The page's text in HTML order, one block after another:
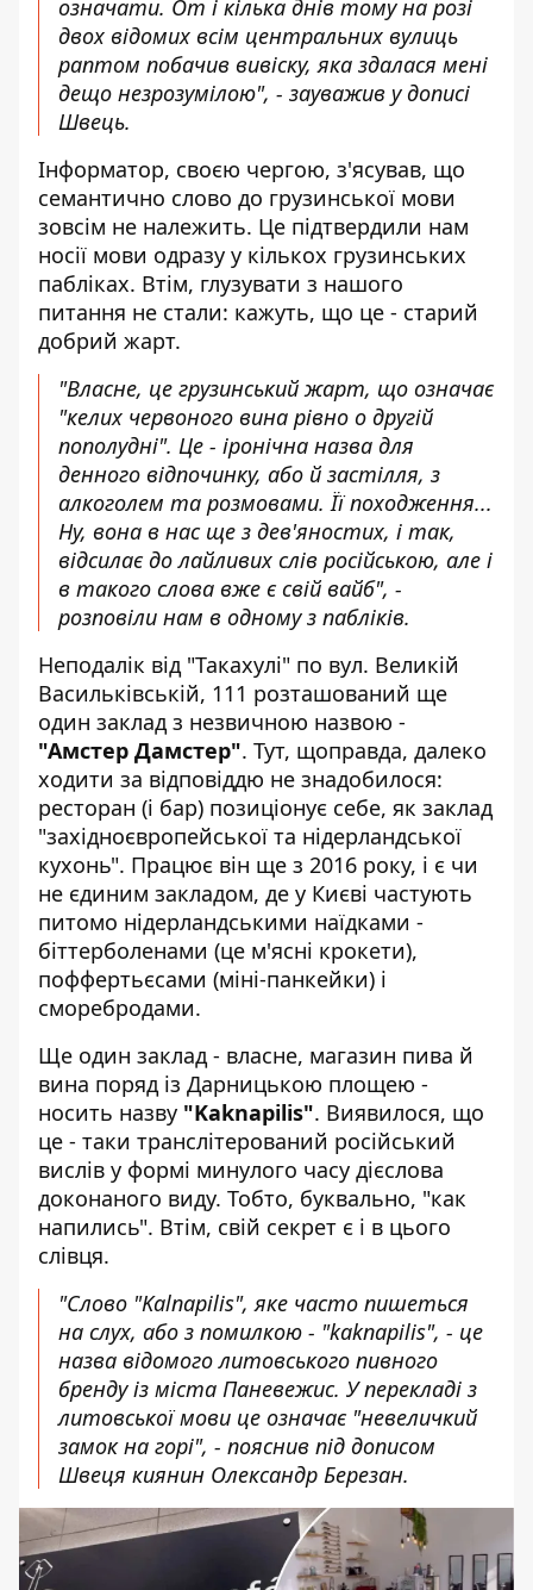
означати. От і кілька днів тому на розі
двох відомих всім центральних вулиць
раптом побачив вивіску, яка здалася мені
дещо незрозумілою", - зауважив у дописі
Швець.
Інформатор, своєю чергою, з'ясував, що
семантично слово до грузинської мови
зовсім не належить. Це підтвердили нам
носії мови одразу у кількох грузинських
пабліках. Втім, глузувати з нашого
питання не стали: кажуть, що це - старий
добрий жарт.
"Власне, це грузинський жарт, що означає
"келих червоного вина рівно о другій
пополудні". Це - іронічна назва для
денного відпочинку, або й застілля, з
алкоголем та розмовами. Її походження...
Ну, вона в нас ще з дев'яностих, і так,
відсилає до лайливих слів російською, але і
в такого слова вже є свій вайб", -
розповіли нам в одному з пабліків.
Неподалік від "Такахулі" по вул. Великій
Васильківській, 111 розташований ще
один заклад з незвичною назвою -
"Амстер Дамстер". Тут, щоправда, далеко
ходити за відповіддю не знадобилося:
ресторан (і бар) позиціонує себе, як заклад
"західноєвропейської та нідерландської
кухонь". Працює він ще з 2016 року, і є чи
не єдиним закладом, де у Києві частують
питомо нідерландськими наїдками -
біттерболенами (це м'ясні крокети),
поффертьєсами (міні-панкейки) і
сморебродами.
Ще один заклад - власне, магазин пива й
вина поряд із Дарницькою площею -
носить назву "Kaknapilis". Виявилося, що
це - таки транслітерований російський
вислів у формі минулого часу дієслова
доконаного виду. Тобто, буквально, "как
напились". Втім, свій секрет є і в цього
слівця.
"Слово "Kalnapilis", яке часто пишеться
на слух, або з помилкою - "kaknapilis", - це
назва відомого литовського пивного
бренду із міста Паневежис. У перекладі з
литовської мови це означає "невеличкий
замок на горі", - пояснив під дописом
Швеця киянин Олександр Березан.